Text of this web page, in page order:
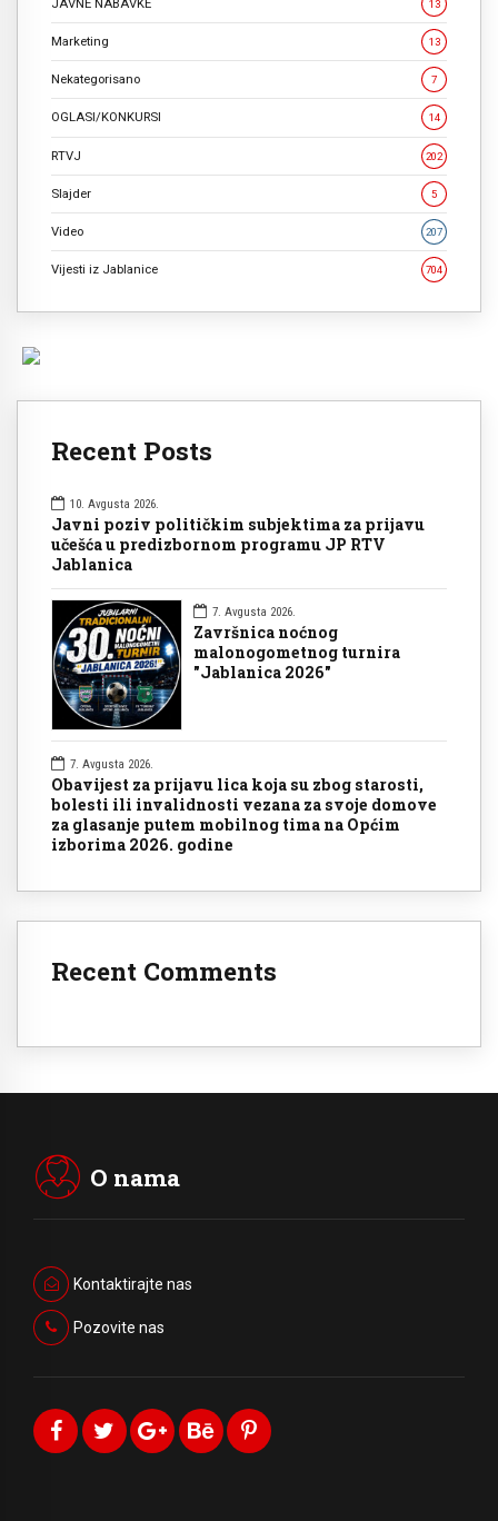
JAVNE NABAVKE 13
Marketing 13
Nekategorisano 7
OGLASI/KONKURSI 14
RTVJ 202
Slajder 5
Video 207
Vijesti iz Jablanice 704
Recent Posts
10. Avgusta 2026.
Javni poziv političkim subjektima za prijavu
učešća u predizbornom programu JP RTV
Jablanica
7. Avgusta 2026.
Završnica noćnog
malonogometnog turnira
"Jablanica 2026"
7. Avgusta 2026.
Obavijest za prijavu lica koja su zbog starosti,
bolesti ili invalidnosti vezana za svoje domove
za glasanje putem mobilnog tima na Općim
izborima 2026. godine
Recent Comments
O nama
Kontaktirajte nas
Pozovite nas